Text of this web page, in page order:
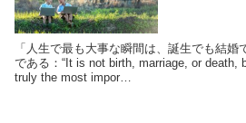
「人生で最も大事な瞬間は、誕生でも結
である：“It is not birth, marriage, or death,
truly the most impor…